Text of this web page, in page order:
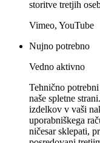
storitve tretjih
Vimeo, YouTube
Nujno potrebno
Vedno aktivno
Tehnično
naše spletne
izdelkov v vaši
uporabniškega
ničesar sklepati,